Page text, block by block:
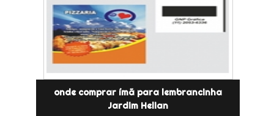
onde comprar ímã para lembrancinha
Jardim Helian